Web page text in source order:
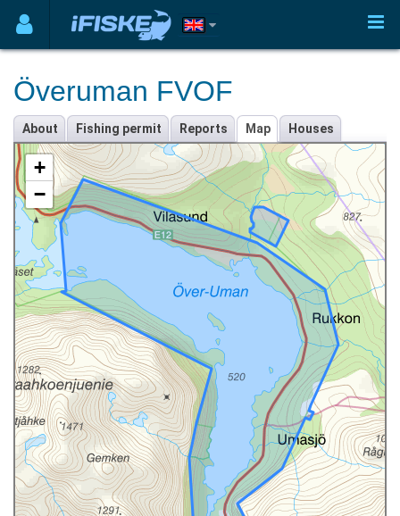
Överuman FVOF
About Fishing permit Reports Map Houses
+
−